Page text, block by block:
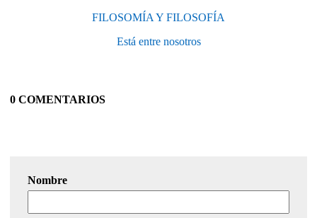
FILOSOMÍA Y FILOSOFÍA
Está entre nosotros
0 COMENTARIOS
Nombre